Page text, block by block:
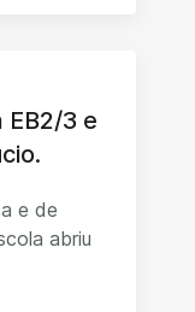
EB2/3 e
e de
abriu